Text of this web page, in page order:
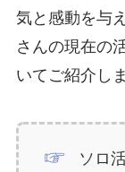
気と感動を与
さんの現在の
いてご紹介し
ソロ